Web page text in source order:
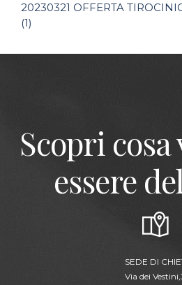
20230321 OFFERTA
(1)
Scopri
essere
SEDE DI
Via dei